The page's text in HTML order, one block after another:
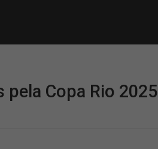
Copa Rio 2025